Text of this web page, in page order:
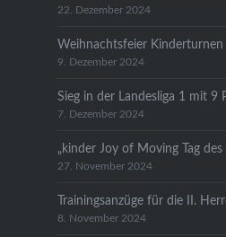
22. Dezember 2024
Weihnachtsfeier Kinderturnen
9. Dezember 2024
Sieg in der Landesliga 1 mit 9
7. Dezember 2024
„kinder Joy of Moving Tag
27. November 2024
Trainingsanzüge für die II.
8. November 2024